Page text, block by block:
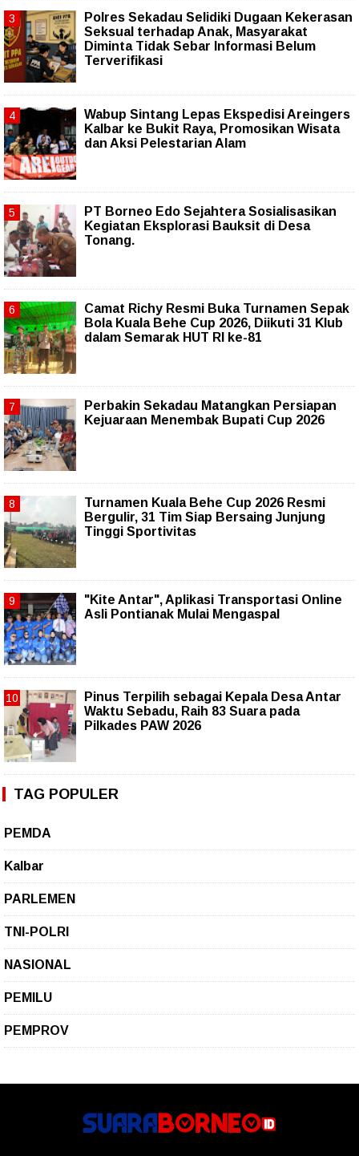
Polres Sekadau Selidiki Dugaan Kekerasan
Seksual terhadap Anak, Masyarakat
Diminta Tidak Sebar Informasi Belum
Terverifikasi
Wabup Sintang Lepas Ekspedisi Areingers
Kalbar ke Bukit Raya, Promosikan Wisata
dan Aksi Pelestarian Alam
PT Borneo Edo Sejahtera Sosialisasikan
Kegiatan Eksplorasi Bauksit di Desa
Tonang.
Camat Richy Resmi Buka Turnamen Sepak
Bola Kuala Behe Cup 2026, Diikuti 31 Klub
dalam Semarak HUT RI ke-81
Perbakin Sekadau Matangkan Persiapan
Kejuaraan Menembak Bupati Cup 2026
Turnamen Kuala Behe Cup 2026 Resmi
Bergulir, 31 Tim Siap Bersaing Junjung
Tinggi Sportivitas
"Kite Antar", Aplikasi Transportasi Online
Asli Pontianak Mulai Mengaspal
Pinus Terpilih sebagai Kepala Desa Antar
Waktu Sebadu, Raih 83 Suara pada
Pilkades PAW 2026
TAG POPULER
PEMDA
Kalbar
PARLEMEN
TNI-POLRI
NASIONAL
PEMILU
PEMPROV